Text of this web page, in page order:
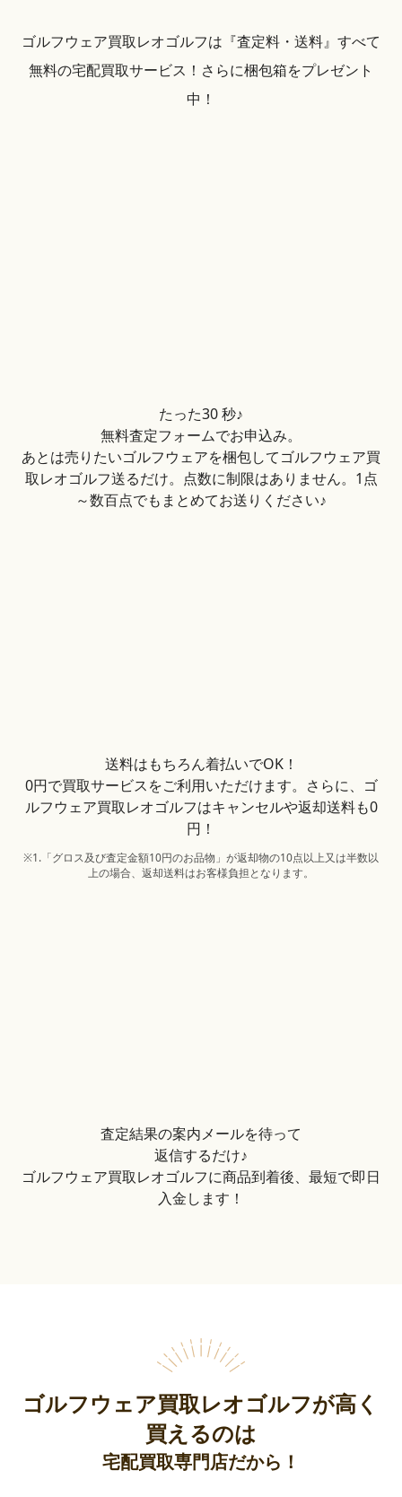
ゴルフウェア買取レオゴルフは『査定料・送料』すべて
無料の宅配買取サービス！さらに梱包箱をプレゼント
中！
たった30 秒♪
無料査定フォームでお申込み。
あとは売りたいゴルフウェアを梱包してゴルフウェア買
取レオゴルフ送るだけ。点数に制限はありません。1点
～数百点でもまとめてお送りください♪
送料はもちろん着払いでOK！
0円で買取サービスをご利用いただけます。さらに、ゴ
ルフウェア買取レオゴルフはキャンセルや返却送料も0
円！
※1.「グロス及び査定金額10円のお品物」が返却物の10点以上又は半数以
上の場合、返却送料はお客様負担となります。
査定結果の案内メールを待って
返信するだけ♪
ゴルフウェア買取レオゴルフに商品到着後、最短で即日
入金します！
ゴルフウェア買取レオゴルフが高く
買えるのは
宅配買取専門店だから！